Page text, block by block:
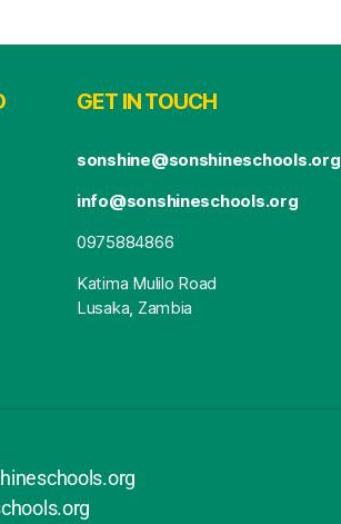
GET IN TOUCH
sonshine@sonshineschools.org
info@sonshineschools.org
0975884866
Katima Mulilo Road
Lusaka, Zambia